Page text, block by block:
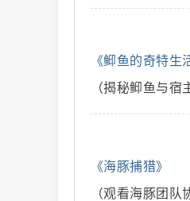
《䲟鱼的奇特生
（揭秘䲟鱼与宿
《海豚捕猎》
（观看海豚团队